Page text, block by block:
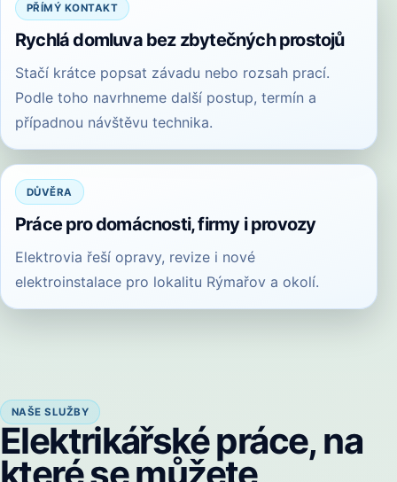
PŘÍMÝ KONTAKT
Rychlá domluva bez zbytečných prostojů
Stačí krátce popsat závadu nebo rozsah prací.
Podle toho navrhneme další postup, termín a
případnou návštěvu technika.
DŮVĚRA
Práce pro domácnosti, firmy i provozy
Elektrovia řeší opravy, revize i nové
elektroinstalace pro lokalitu Rýmařov a okolí.
NAŠE SLUŽBY
Elektrikářské práce, na